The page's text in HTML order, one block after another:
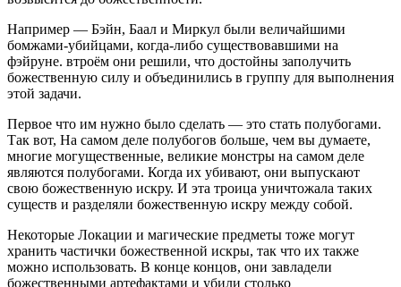
Например — Бэйн, Баал и Миркул были величайшими
бомжами-убийцами, когда-либо существовавшими на
фэйруне. втроём они решили, что достойны заполучить
божественную силу и объединились в группу для выполнения
этой задачи.
Первое что им нужно было сделать — это стать полубогами.
Так вот, На самом деле полубогов больше, чем вы думаете,
многие могущественные, великие монстры на самом деле
являются полубогами. Когда их убивают, они выпускают
свою божественную искру. И эта троица уничтожала таких
существ и разделяли божественную искру между собой.
Некоторые Локации и магические предметы тоже могут
хранить частички божественной искры, так что их также
можно использовать. В конце концов, они завладели
божественными артефактами и убили столько